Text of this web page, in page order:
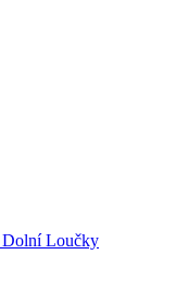
Dolní Loučky